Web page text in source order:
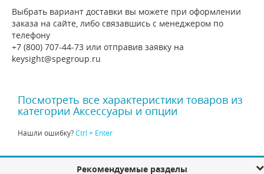
Выбрать вариант доставки вы можете при оформлении
заказа на сайте, либо связавшись с менеджером по
телефону
+7 (800) 707-44-73 или отправив заявку на
keysight@spegroup.ru
Посмотреть все характеристики товаров из
категории Аксессуары и опции
Нашли ошибку?Ctrl + Enter
Рекомендуемые разделы